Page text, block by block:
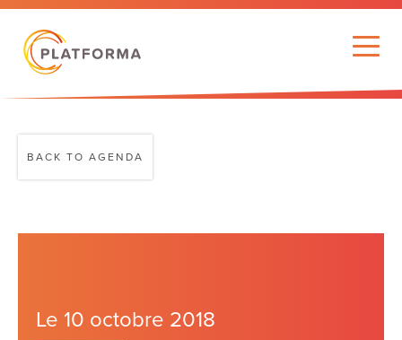
BACK TO AGENDA
Le 10 octobre 2018